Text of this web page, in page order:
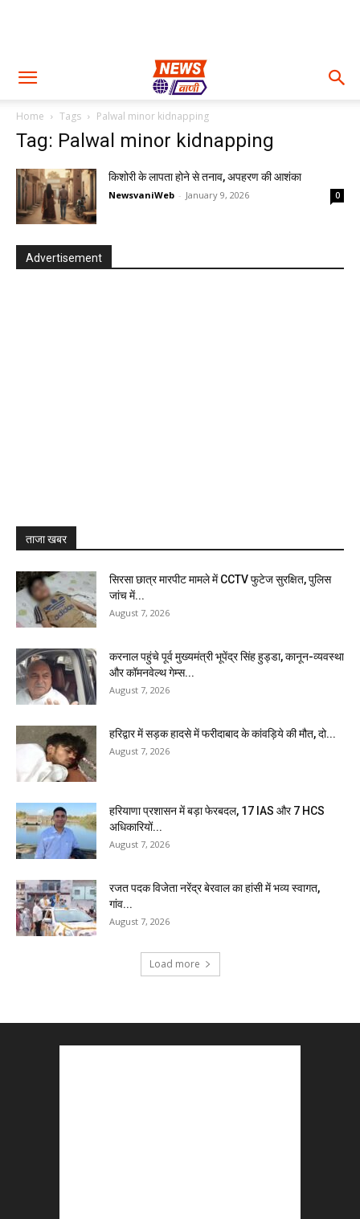
Home Tags Palwal minor kidnapping
Tag: Palwal minor kidnapping
किशोरी के लापता होने से तनाव, अपहरण की आशंका
NewsvaniWeb - January 9, 2026 0
Advertisement
ताजा खबर
सिरसा छात्र मारपीट मामले में CCTV फुटेज सुरक्षित, पुलिस
जांच में...
August 7, 2026
करनाल पहुंचे पूर्व मुख्यमंत्री भूपेंद्र सिंह हुड्डा, कानून-व्यवस्था
और कॉमनवेल्थ गेम्स...
August 7, 2026
हरिद्वार में सड़क हादसे में फरीदाबाद के कांवड़िये की मौत, दो...
August 7, 2026
हरियाणा प्रशासन में बड़ा फेरबदल, 17 IAS और 7 HCS
अधिकारियों...
August 7, 2026
रजत पदक विजेता नरेंद्र बेरवाल का हांसी में भव्य स्वागत,
गांव...
August 7, 2026
Load more